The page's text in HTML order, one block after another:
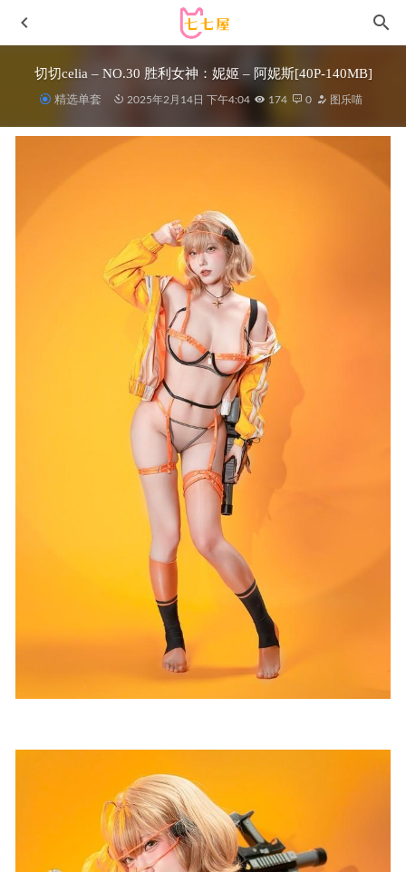
切切celia – NO.30 胜利女神：妮姬 – 阿妮斯[40P-140MB]
精选单套 2025年2月14日 下午4:04 174 0 图乐喵
晕崽Zz –NO.014 魅魔2[51P1V/1.12GB]
[Xiuren秀人网]2023.05.22 NO.6775 沈青黛[101+1P／
2023-10-25
[IMISS爱蜜社]2021.09.01 VOL.626 Vanessa[50+1P／517MB]
喜欢吃香菜 – 微密圈写真&视频合集【持续更新中】
[Xiuren秀人网]2025.12.22 NO.11135 烧烧小桃
14天前